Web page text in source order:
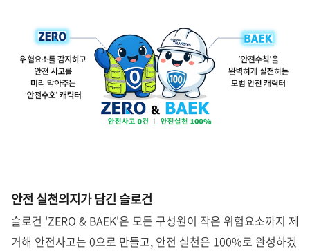
안전 실천의지가 담긴 슬로건
슬로건 'ZERO & BAEK'은 모든 구성원이 작은 위험요소까지 제
거해 안전사고는 0으로 만들고, 안전 실천은 100%로 완성하겠